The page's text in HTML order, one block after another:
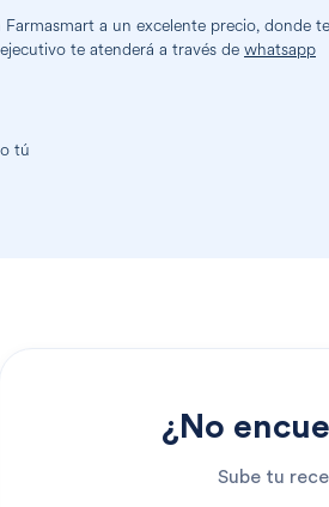
Farmasmart a un excelente precio, donde
te atenderá a través de whatsapp
tú
¿No
Sube tu